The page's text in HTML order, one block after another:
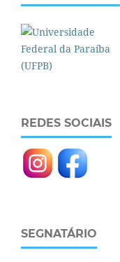
REDES SOCIAIS
SEGNATÁRIO